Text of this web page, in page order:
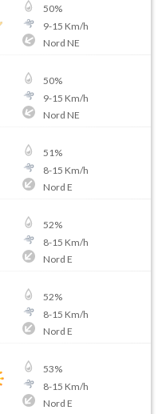
50%
9-15 Km/h
Nord NE
50%
9-15 Km/h
Nord NE
51%
8-15 Km/h
Nord E
52%
8-15 Km/h
Nord E
52%
8-15 Km/h
Nord E
53%
8-15 Km/h
Nord E